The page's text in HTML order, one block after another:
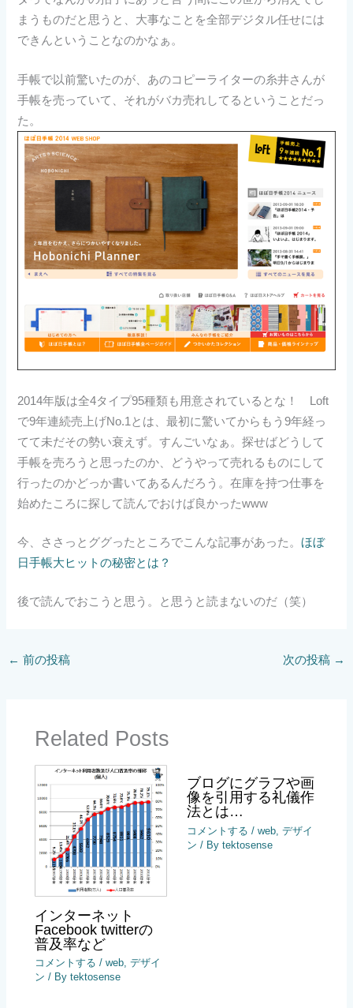
まうものだと思うと、大事なことを全部デジタル任せには
できんということなのかなぁ。
手帳で以前驚いたのが、あのコピーライターの糸井さんが
手帳を売っていて、それがバカ売れしてるということだっ
た。
2014年版は全4タイプ95種類も用意されているとな！ Loft
で9年連続売上げNo.1とは、最初に驚いてからもう9年経っ
てて未だその勢い衰えず。すんごいなぁ。探せばどうして
手帳を売ろうと思ったのか、どうやって売れるものにして
行ったのかどっか書いてあるんだろう。在庫を持つ仕事を
始めたころに探して読んでおけば良かったwww
今、ささっとググったところでこんな記事があった。ほぼ
日手帳大ヒットの秘密とは？
後で読んでおこうと思う。と思うと読まないのだ（笑）
← 前の投稿 次の投稿 →
Related Posts
インターネット
Facebook twitterの
普及率など
コメントする /web,デザイ
ン / Bytektosense
ブログにグラフや画
像を引用する礼儀作
法とは…
コメントする / web, デザイ
ン / By tektosense